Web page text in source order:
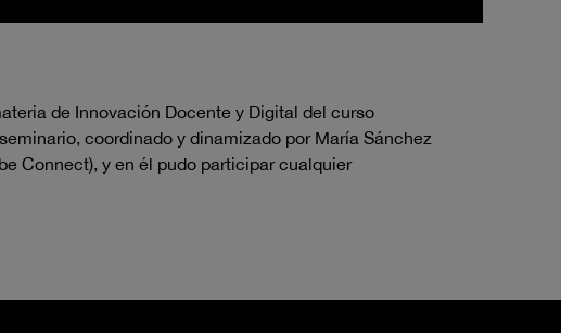
de Innovación Docente y Digital del curso
coordinado y dinamizado por María Sánchez
Connect), y en él pudo participar cualquier